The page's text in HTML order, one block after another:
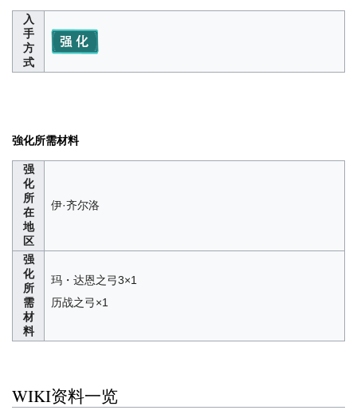
入
手
方
式
強化所需材料
强
化
所
在
地
区
伊·齐尔洛
强
化
所
需
材
料
玛・达恩之弓3×1
历战之弓×1
WIKI资料一览